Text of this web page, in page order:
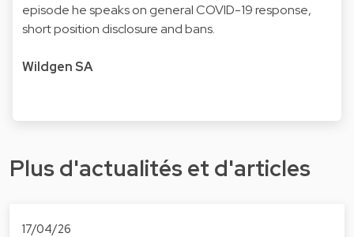
episode he speaks on general COVID-19 response,
short position disclosure and bans.
Wildgen SA
Plus d'actualités et d'articles
17/04/26